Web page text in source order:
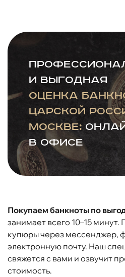
и выгодная
оценка
царской
Москве:
в офисе
Покупаем банкноты по
занимает всего 10–15 минут.
купюры через мессенджер,
электронную почту. Наш
свяжется с вами и озвучит
стоимость.